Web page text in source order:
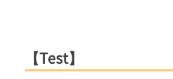
【Test】